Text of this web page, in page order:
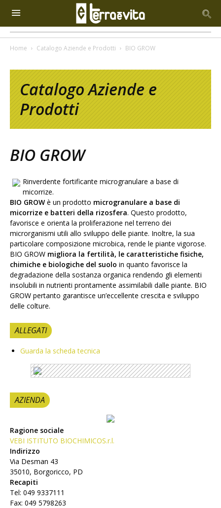
Home Catalogo Aziende e Prodotti BIO GROW
Catalogo Aziende e
Prodotti
BIO GROW
Rinverdente fortificante microgranulare a base di
micorrize.
BIO GROW è un prodotto microgranulare a base di
micorrize e batteri della rizosfera. Questo prodotto,
favorisce e orienta la proliferazione nel terreno dei
microrganismi utili allo sviluppo delle piante. Inoltre, la sua
particolare composizione microbica, rende le piante vigorose.
BIO GROW migliora la fertilità, le caratteristiche fisiche,
chimiche e biologiche del suolo in quanto favorisce la
degradazione della sostanza organica rendendo gli elementi
insolubili in nutrienti prontamente assimilabili dalle piante. BIO
GROW pertanto garantisce un’eccellente crescita e sviluppo
delle colture.
ALLEGATI
Guarda la scheda tecnica
AZIENDA
Ragione sociale
VEBI ISTITUTO BIOCHIMICOS.r.l.
Indirizzo
Via Desman 43
35010, Borgoricco, PD
Recapiti
Tel: 049 9337111
Fax: 049 5798263